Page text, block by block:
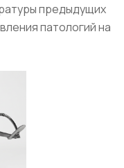
предыдущих
патологий на